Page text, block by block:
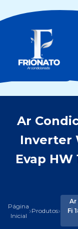
Ar
Inverter
Evap
Página
Inicial ›Produtos›
Ar
Fi